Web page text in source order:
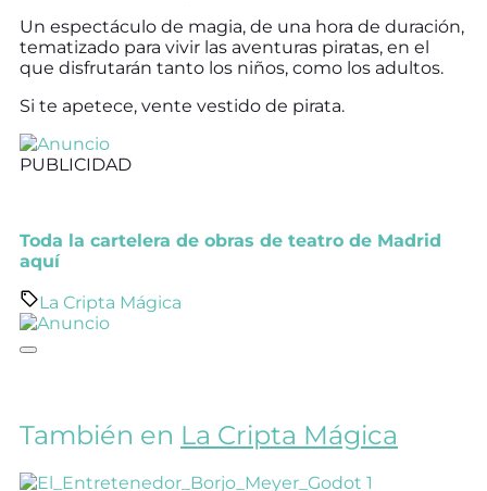
Un espectáculo de magia, de una hora de duración,
tematizado para vivir las aventuras piratas, en el
que disfrutarán tanto los niños, como los adultos.
Si te apetece, vente vestido de pirata.
PUBLICIDAD
Toda la cartelera de obras de teatro de Madrid
aquí
La Cripta Mágica
También en La Cripta Mágica